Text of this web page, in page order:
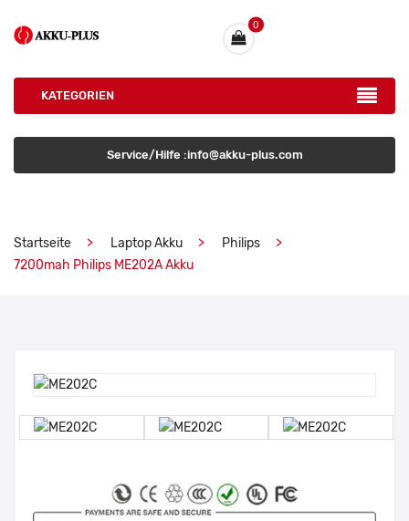
0
KATEGORIEN
Service/Hilfe :info@akku-plus.com
Startseite Laptop Akku
Philips
7200mah Philips ME202A Akku